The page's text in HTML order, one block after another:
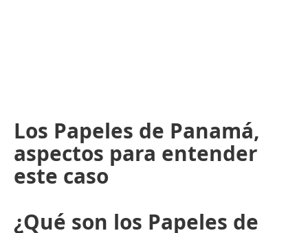
Los Papeles de Panamá,
aspectos para entender
este caso
¿Qué son los Papeles de